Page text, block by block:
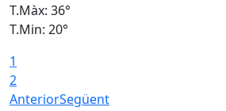
T.Màx: 36°
T.Min: 20°
1
2
AnteriorSegüent